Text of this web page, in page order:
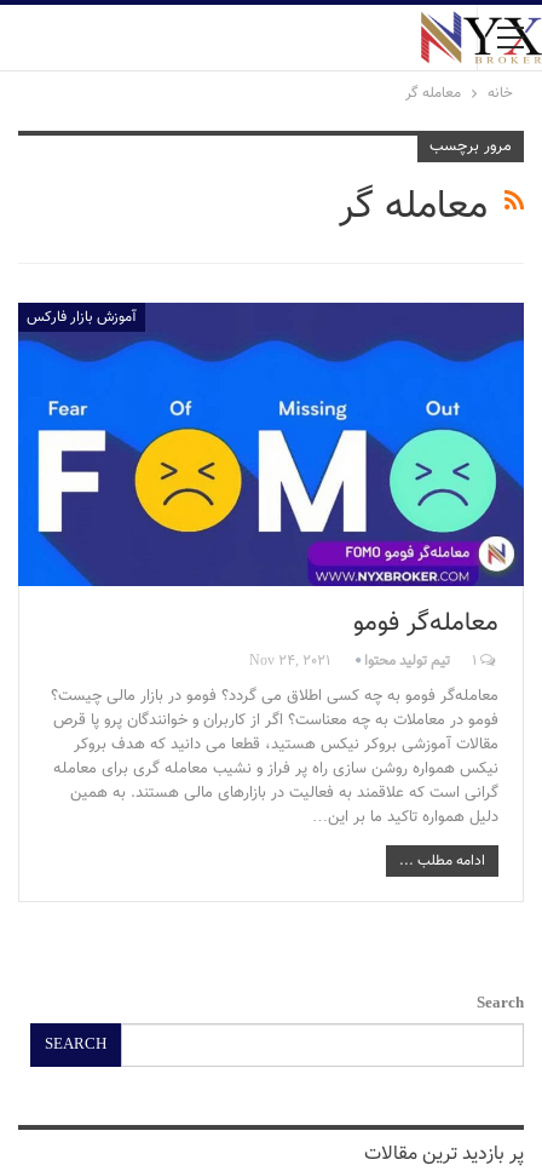
خانه معامله گر
مرور برچسب
معامله گر
آموزش بازار فارکس
معامله‌گر فومو
تیم تولید محتوا Nov 24, 2021
معامله‌گر فومو به چه کسی اطلاق می گردد؟ فومو در بازار مالی چیست؟
فومو در معاملات به چه معناست؟ اگر از کاربران و خوانندگان پرو پا قرص
مقالات آموزشی بروکر نیکس هستید، قطعا می دانید که هدف بروکر
نیکس همواره روشن سازی راه پر فراز و نشیب معامله گری برای معامله
گرانی است که علاقمند به فعالیت در بازارهای مالی هستند. به همین
دلیل همواره تاکید ما بر این…
ادامه مطلب ...
Search
SEARCH
پر بازدید ترین مقالات